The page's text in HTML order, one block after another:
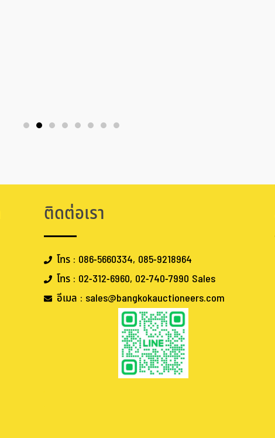
ติดต่อเรา
โทร : 086-5660334, 085-9218964
โทร : 02-312-6960, 02-740-7990 Sales
อีเมล : sales@bangkokauctioneers.com